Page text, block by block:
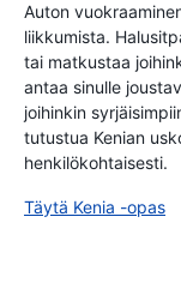
Auton
liikkumista.
tai matkustaa
antaa sinulle
joihinkin
tutustua Kenian
henkilökohtaisesti.
Täytä Kenia -opas